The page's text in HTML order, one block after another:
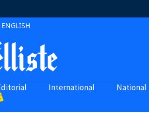
ENGLISH
International National